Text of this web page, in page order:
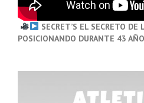
SECRET’S EL SECRETO DE
POSICIONANDO DURANTE 43